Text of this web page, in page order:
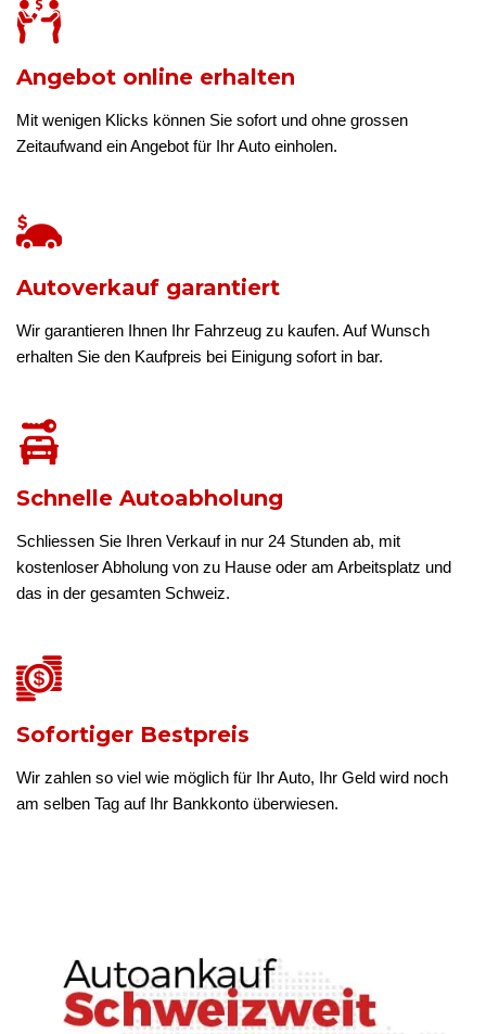
Angebot online erhalten
Mit wenigen Klicks können Sie sofort und ohne grossen
Zeitaufwand ein Angebot für Ihr Auto einholen.
Autoverkauf garantiert
Wir garantieren Ihnen Ihr Fahrzeug zu kaufen. Auf Wunsch
erhalten Sie den Kaufpreis bei Einigung sofort in bar.
Schnelle Autoabholung
Schliessen Sie Ihren Verkauf in nur 24 Stunden ab, mit
kostenloser Abholung von zu Hause oder am Arbeitsplatz und
das in der gesamten Schweiz.
Sofortiger Bestpreis
Wir zahlen so viel wie möglich für Ihr Auto, Ihr Geld wird noch
am selben Tag auf Ihr Bankkonto überwiesen.